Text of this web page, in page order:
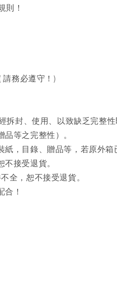
則！
請務必遵守！)
封、使用、以致缺乏完整
等之完整性）。
，目錄、贈品等，若原外
接受退貨。
全，恕不接受退貨。
！